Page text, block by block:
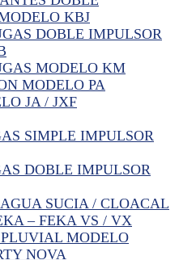
KBJ
DOBLE IMPULSOR
MODELO KM
MODELO PA
JA / JXF
SIMPLE IMPULSOR
DOBLE IMPULSOR
SUCIA / CLOACAL
– FEKA VS / VX
MODELO
NOVA